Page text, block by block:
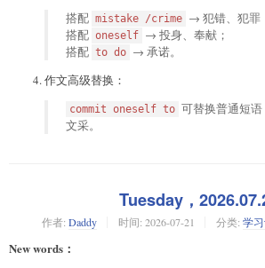
搭配 mistake /crime
→ 犯错、犯罪
搭配 oneself
→ 投身、奉献；
搭配 to do
→ 承诺。
作文高级替换：
commit oneself to 可替换普通短语
文采。
Tuesday，
作者: Daddy 时间: 2026-07-21 分类: 学
New words：